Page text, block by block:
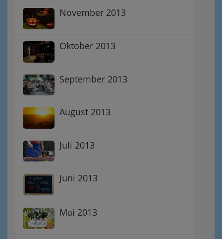
November 2013
Oktober 2013
September 2013
August 2013
Juli 2013
Juni 2013
Mai 2013